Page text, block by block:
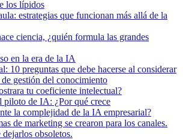
los lípidos
estrategias que funcionan más allá de la
ciencia, ¿quién formula las grandes
en la era de la IA
10 preguntas que debe hacerse al considerar
gestión del conocimiento
tu coeficiente intelectual?
piloto de IA: ¿Por qué crece
la complejidad de la IA empresarial?
de marketing se crearon para los canales.
obsoletos.